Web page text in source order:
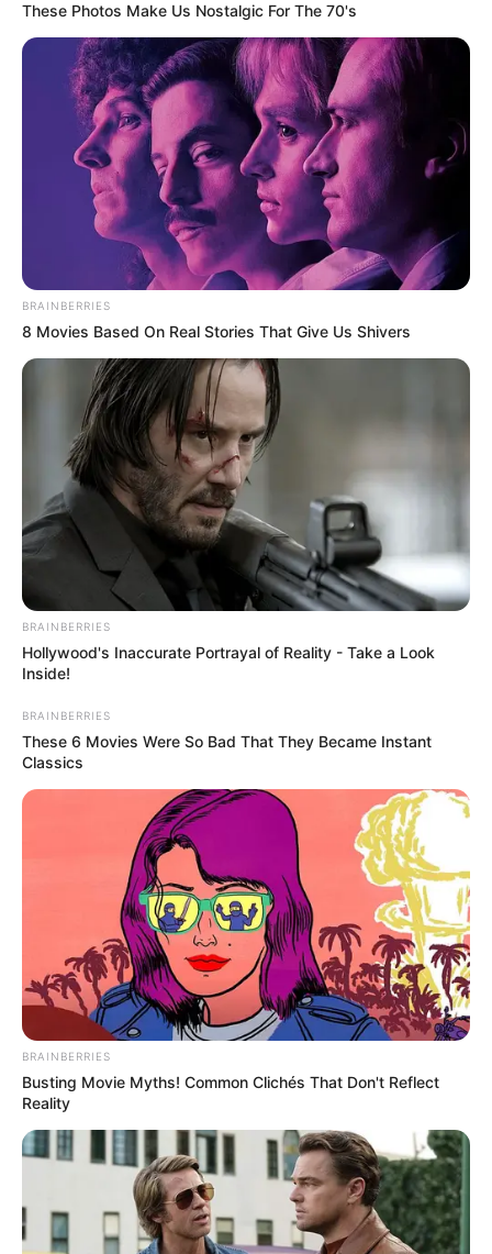
นักเขียน
อิสฺวาสุ
เชื่อในสิ่งที่เฮ็ด เฮ็ดในสิ่งที่เชื่อ
เนื้อหาที่ได้รับการโปรโมต
Japan's Oldest Doctors Say Memory Loss Isn't Age:
Just Stop Drinking These 3 Beverages
NEUROMIND PRO
Discover 15 Surprising Things Forbidden By The
BRAINBERRIES
Young Woman Signals On Plane – Watch Flight
Attendant's Reaction
BUZZDAY
These Photos Make Us Nostalgic For The 70's
BRAINBERRIES
8 Movies Based On Real Stories That Give Us Shivers
BRAINBERRIES
Hollywood's Inaccurate Portrayal of Reality - Take a Look
Inside!
BRAINBERRIES
These 6 Movies Were So Bad That They Became Instant
Classics
BRAINBERRIES
Busting Movie Myths! Common Clichés That Don't Reflect
Reality